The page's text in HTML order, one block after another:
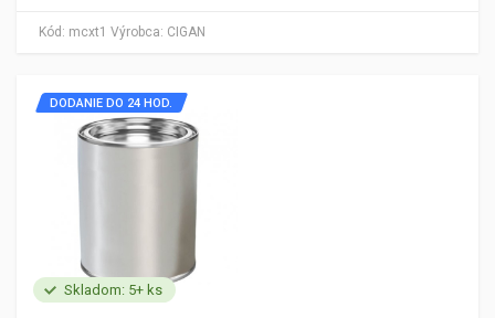
Kód: mcxt1 Výrobca: CIGAN
Skladom: 5+ ks
DODANIE DO 24 HOD.